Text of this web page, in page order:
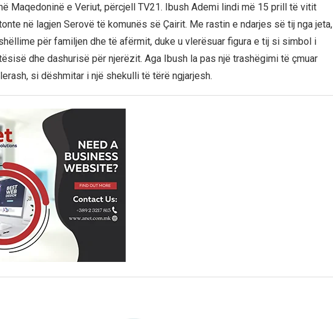
Maqedoninë e Veriut, përcjell TV21. Ibush Ademi lindi më 15 prill të vitit
në lagjen Serovë të komunës së Çairit. Me rastin e ndarjes së tij nga jeta,
për familjen dhe të afërmit, duke u vlerësuar figura e tij si simbol i
dhe dashurisë për njerëzit. Aga Ibush la pas një trashëgimi të çmuar
si dëshmitar i një shekulli të tërë ngjarjesh.